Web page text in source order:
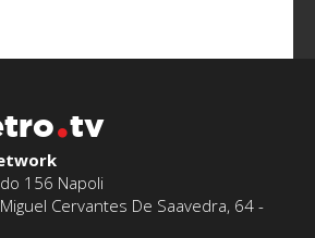
tv
156 Napoli
Cervantes De Saavedra, 64 -